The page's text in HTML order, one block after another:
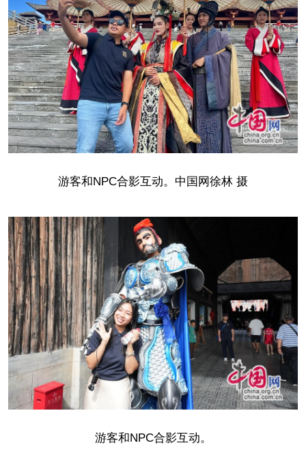
游客和NPC合影互动。中国网徐林 摄
游客和NPC合影互动。